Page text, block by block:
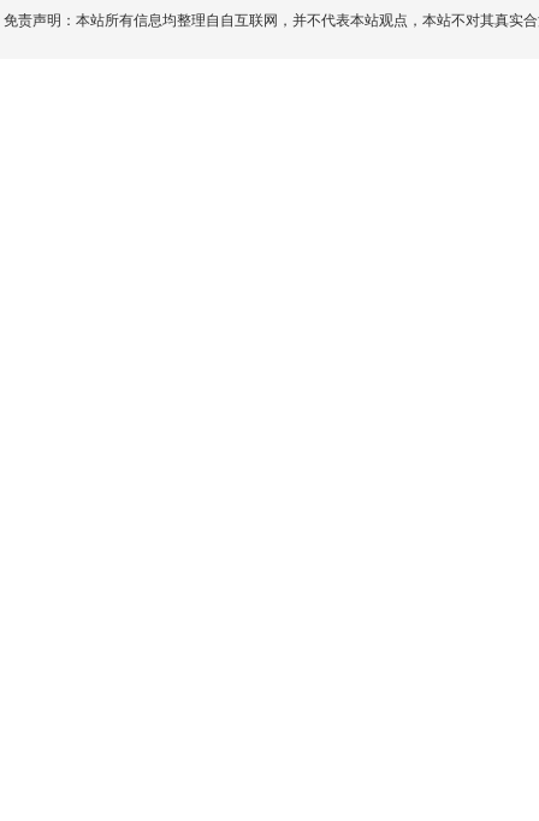
免责声明：本站所有信息均整理自自互联网，并不代表本站观点，本站不对其真实